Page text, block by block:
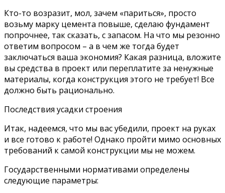
Кто-то возразит, мол, зачем «париться», просто
возьму марку цемента повыше, сделаю фундамент
попрочнее, так сказать, с запасом. На что мы резонно
ответим вопросом – а в чем же тогда будет
заключаться ваша экономия? Какая разница, вложите
вы средства в проект или переплатите за ненужные
материалы, когда конструкция этого не требует! Все
должно быть рационально.
Последствия усадки строения
Итак, надеемся, что мы вас убедили, проект на руках
и все готово к работе! Однако пройти мимо основных
требований к самой конструкции мы не можем.
Государственными нормативами определены
следующие параметры: